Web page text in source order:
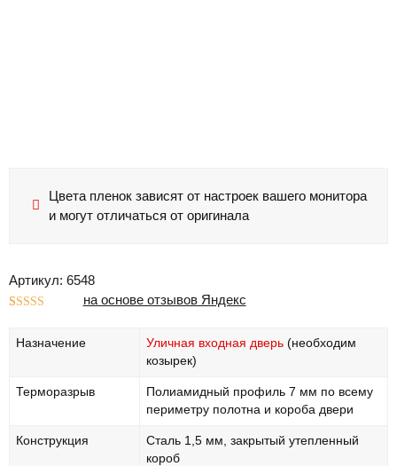
Артикул: 6548
основе
на основе отзывов Яндекс
Назначение Уличная входная дверь (необходим
козырек)
Терморазрыв
Полиамидный профиль 7 мм по всему
периметру полотна и короба двери
Конструкция
Сталь 1,5 мм, закрытый утепленный
короб
Цвета пленок зависят от настроек вашего монитора
и могут отличаться от оригинала